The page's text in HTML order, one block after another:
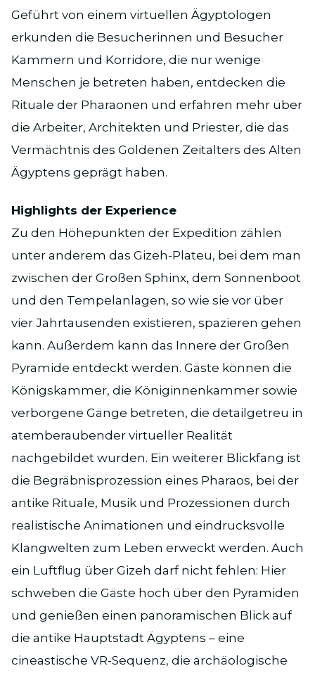
Geführt von einem virtuellen Ägyptologen
erkunden die Besucherinnen und Besucher
Kammern und Korridore, die nur wenige
Menschen je betreten haben, entdecken die
Rituale der Pharaonen und erfahren mehr über
die Arbeiter, Architekten und Priester, die das
Vermächtnis des Goldenen Zeitalters des Alten
Ägyptens geprägt haben.
Highlights der Experience
Zu den Höhepunkten der Expedition zählen
unter anderem das Gizeh-Plateu, bei dem man
zwischen der Großen Sphinx, dem Sonnenboot
und den Tempelanlagen, so wie sie vor über
vier Jahrtausenden existieren, spazieren gehen
kann. Außerdem kann das Innere der Großen
Pyramide entdeckt werden. Gäste können die
Königskammer, die Königinnenkammer sowie
verborgene Gänge betreten, die detailgetreu in
atemberaubender virtueller Realität
nachgebildet wurden. Ein weiterer Blickfang ist
die Begräbnisprozession eines Pharaos, bei der
antike Rituale, Musik und Prozessionen durch
realistische Animationen und eindrucksvolle
Klangwelten zum Leben erweckt werden. Auch
ein Luftflug über Gizeh darf nicht fehlen: Hier
schweben die Gäste hoch über den Pyramiden
und genießen einen panoramischen Blick auf
die antike Hauptstadt Ägyptens – eine
cineastische VR-Sequenz, die archäologische